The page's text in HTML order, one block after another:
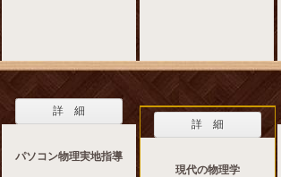
詳 細
パソコン物理実地指導
詳 細
現代の物理学